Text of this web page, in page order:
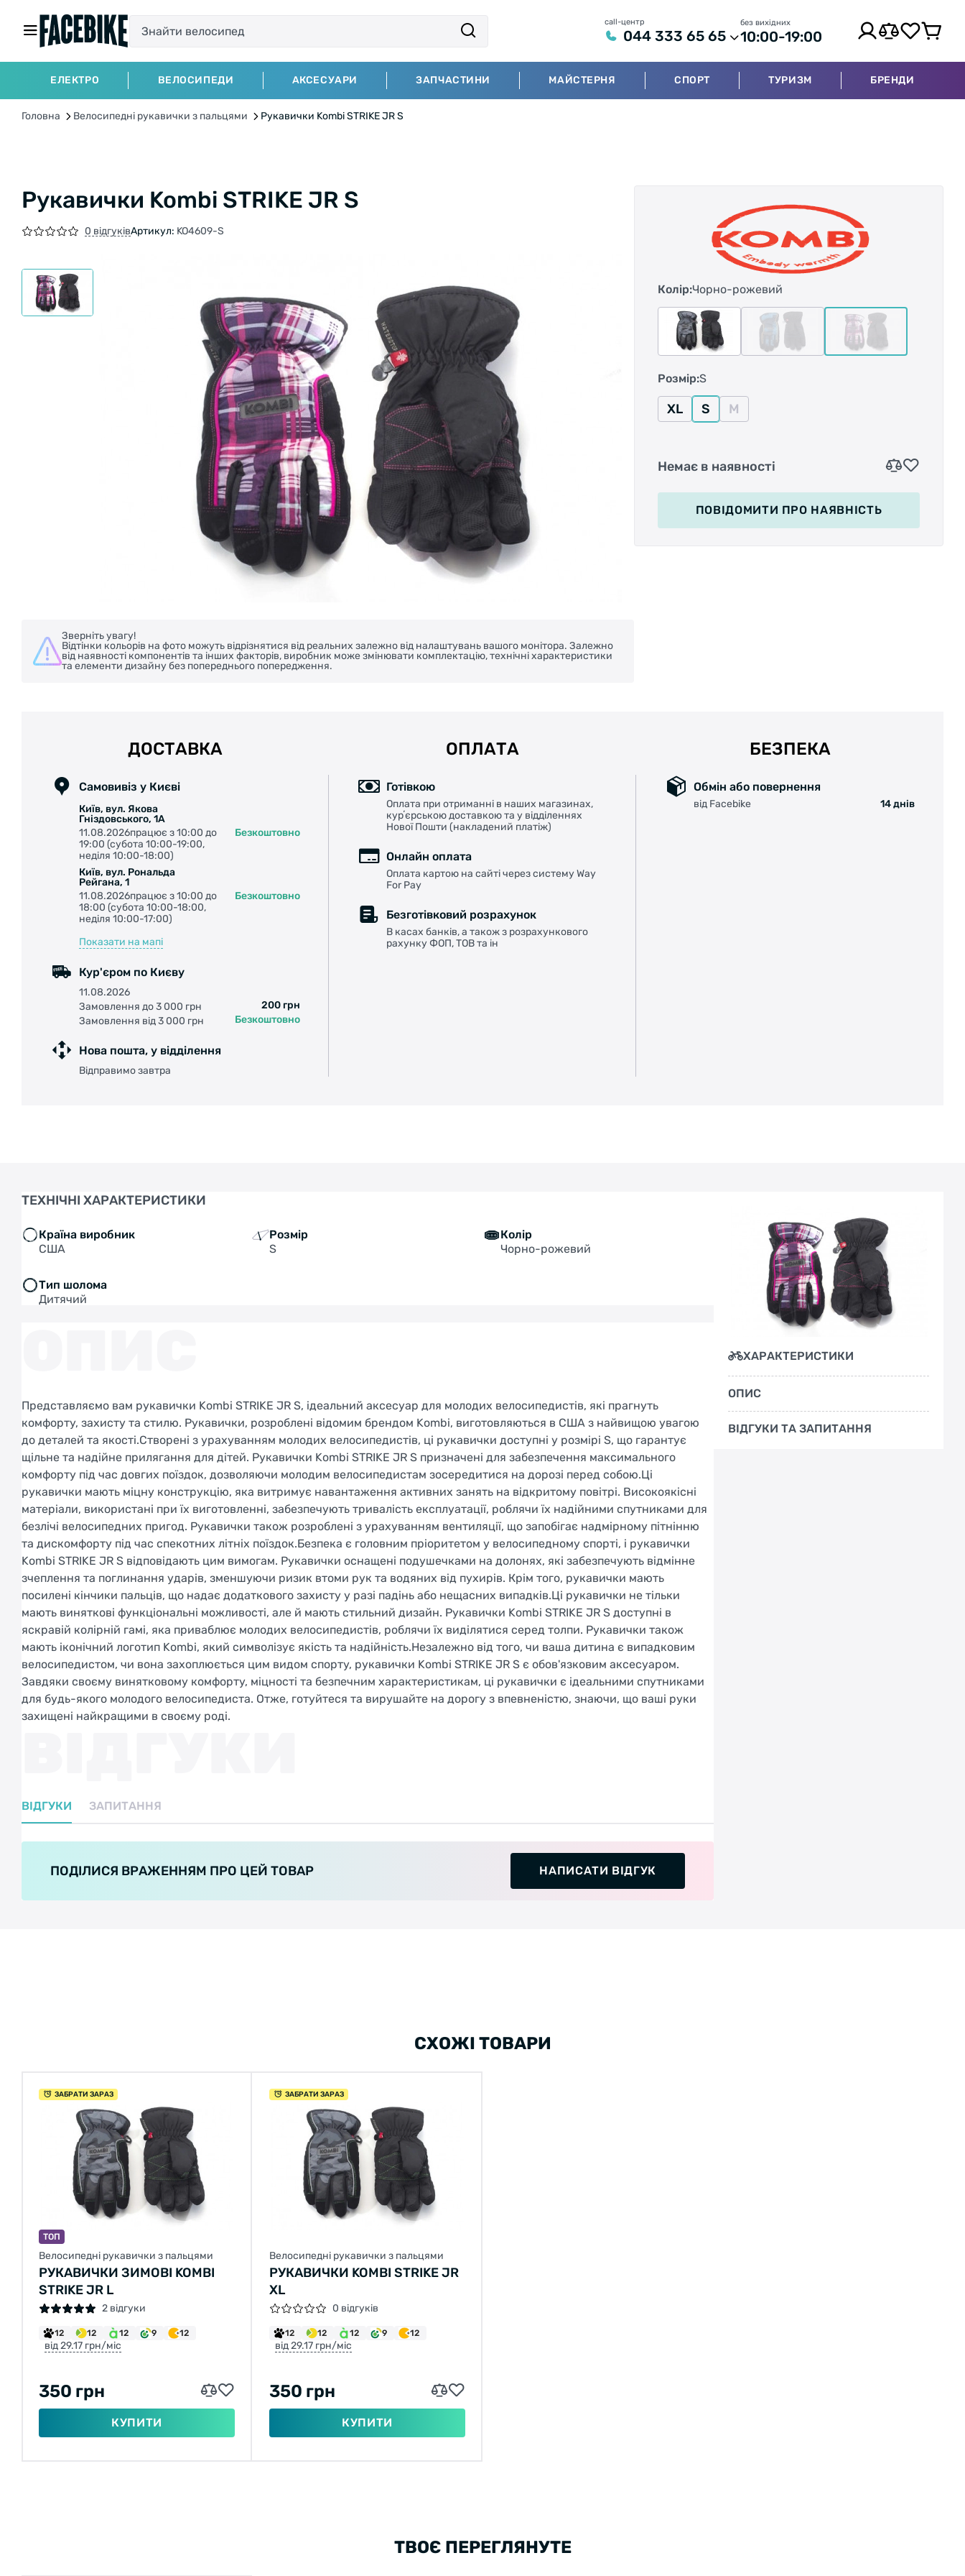
call-центр
044 333 65 65
без вихідних
10:00-19:00
ЕЛЕКТРО ВЕЛОСИПЕДИ АКСЕСУАРИ ЗАПЧАСТИНИ МАЙСТЕРНЯ СПОРТ ТУРИЗМ БРЕНДИ
Головна Велосипедні рукавички з пальцями Рукавички Kombi STRIKE JR S
Рукавички Kombi STRIKE JR S
0 відгуківАртикул: KO4609-S
Зверніть увагу!
Відтінки кольорів на фото можуть відрізнятися від реальних залежно від налаштувань вашого монітора. Залежно
від наявності компонентів та інших факторів, виробник може змінювати комплектацію, технічні характеристики
та елементи дизайну без попереднього попередження.
Колір:Чорно-рожевий
Розмір:S
XL S M
Немає в наявності
ПОВІДОМИТИ ПРО НАЯВНІСТЬ
ДОСТАВКА
Самовивіз у Києві
Київ, вул. Якова
Гніздовського, 1А
11.08.2026працює з 10:00 до
19:00 (субота 10:00-19:00,
неділя 10:00-18:00)
Безкоштовно
Київ, вул. Рональда
Рейгана, 1
11.08.2026працює з 10:00 до
18:00 (субота 10:00-18:00,
неділя 10:00-17:00)
Безкоштовно
Показати на мапі
Кур'єром по Києву
11.08.2026
Замовлення до 3 000 грн
200 грн
Замовлення від 3 000 грн
Безкоштовно
Нова пошта, у відділення
Відправимо завтра
ОПЛАТА
Готівкою
Оплата при отриманні в наших магазинах,
курʼєрською доставкою та у відділеннях
Нової Пошти (накладений платіж)
Онлайн оплата
Оплата картою на сайті через систему Way
For Pay
Безготівковий розрахунок
В касах банків, а також з розрахункового
рахунку ФОП, ТОВ та ін
БЕЗПЕКА
Обмін або повернення
від Facebike 14 днів
ТЕХНІЧНІ ХАРАКТЕРИСТИКИ
Країна виробник
США
Розмір
S
Колір
Чорно-рожевий
Тип шолома
Дитячий
Представляємо вам рукавички Kombi STRIKE JR S, ідеальний аксесуар для молодих велосипедистів, які прагнуть
комфорту, захисту та стилю. Рукавички, розроблені відомим брендом Kombi, виготовляються в США з найвищою увагою
до деталей та якості.Створені з урахуванням молодих велосипедистів, ці рукавички доступні у розмірі S, що гарантує
щільне та надійне прилягання для дітей. Рукавички Kombi STRIKE JR S призначені для забезпечення максимального
комфорту під час довгих поїздок, дозволяючи молодим велосипедистам зосередитися на дорозі перед собою.Ці
рукавички мають міцну конструкцію, яка витримує навантаження активних занять на відкритому повітрі. Високоякісні
матеріали, використані при їх виготовленні, забезпечують тривалість експлуатації, роблячи їх надійними спутниками для
безлічі велосипедних пригод. Рукавички також розроблені з урахуванням вентиляції, що запобігає надмірному пітнінню
та дискомфорту під час спекотних літніх поїздок.Безпека є головним пріоритетом у велосипедному спорті, і рукавички
Kombi STRIKE JR S відповідають цим вимогам. Рукавички оснащені подушечками на долонях, які забезпечують відмінне
зчеплення та поглинання ударів, зменшуючи ризик втоми рук та водяних від пухирів. Крім того, рукавички мають
посилені кінчики пальців, що надає додаткового захисту у разі падінь або нещасних випадків.Ці рукавички не тільки
мають виняткові функціональні можливості, але й мають стильний дизайн. Рукавички Kombi STRIKE JR S доступні в
яскравій колірній гамі, яка приваблює молодих велосипедистів, роблячи їх виділятися серед толпи. Рукавички також
мають іконічний логотип Kombi, який символізує якість та надійність.Незалежно від того, чи ваша дитина є випадковим
велосипедистом, чи вона захоплюється цим видом спорту, рукавички Kombi STRIKE JR S є обов'язковим аксесуаром.
Завдяки своєму винятковому комфорту, міцності та безпечним характеристикам, ці рукавички є ідеальними спутниками
для будь-якого молодого велосипедиста. Отже, готуйтеся та вирушайте на дорогу з впевненістю, знаючи, що ваші руки
захищені найкращими в своєму роді.
ВІДГУКИ ЗАПИТАННЯ
ПОДІЛИСЯ ВРАЖЕННЯМ ПРО ЦЕЙ ТОВАР НАПИСАТИ ВІДГУК
ХАРАКТЕРИСТИКИ
ОПИС
ВІДГУКИ ТА ЗАПИТАННЯ
СХОЖІ ТОВАРИ
ЗАБРАТИ ЗАРАЗ
ТОП
Велосипедні рукавички з пальцями
РУКАВИЧКИ ЗИМОВІ KOMBI
STRIKE JR L
2 відгуки
12 12 12 9 12
від 29.17 грн/міс
350 грн
КУПИТИ
ЗАБРАТИ ЗАРАЗ
Велосипедні рукавички з пальцями
РУКАВИЧКИ KOMBI STRIKE JR
XL
0 відгуків
12 12 12 9 12
від 29.17 грн/міс
350 грн
КУПИТИ
ТВОЄ ПЕРЕГЛЯНУТЕ